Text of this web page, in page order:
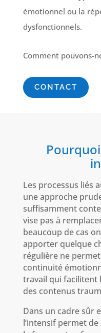
émotionnel ou la
dysfonctionnels.
Comment pouvons-
CONTACT
Les processus liés
une approche
suffisamment
vise pas à
beaucoup de cas
apporter quelque
régulière ne
continuité
travail qui facilitent
des contenus
Dans un cadre sûr
l’intensif permet